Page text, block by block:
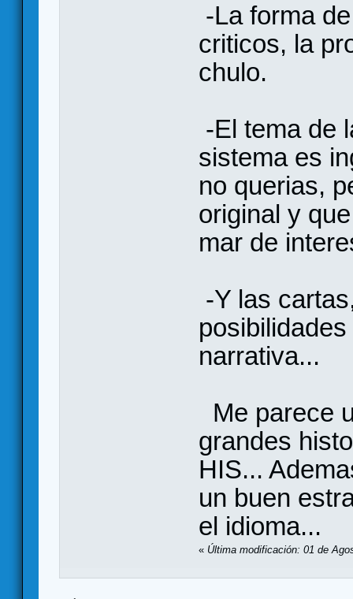
-La forma
criticos, la
chulo.
-El tema de
sistema es
no querias,
original y
mar de
-Y las
narrativa...
Me parece
grandes
HIS...
un buen
el idioma...
« Última modificación: 01 de